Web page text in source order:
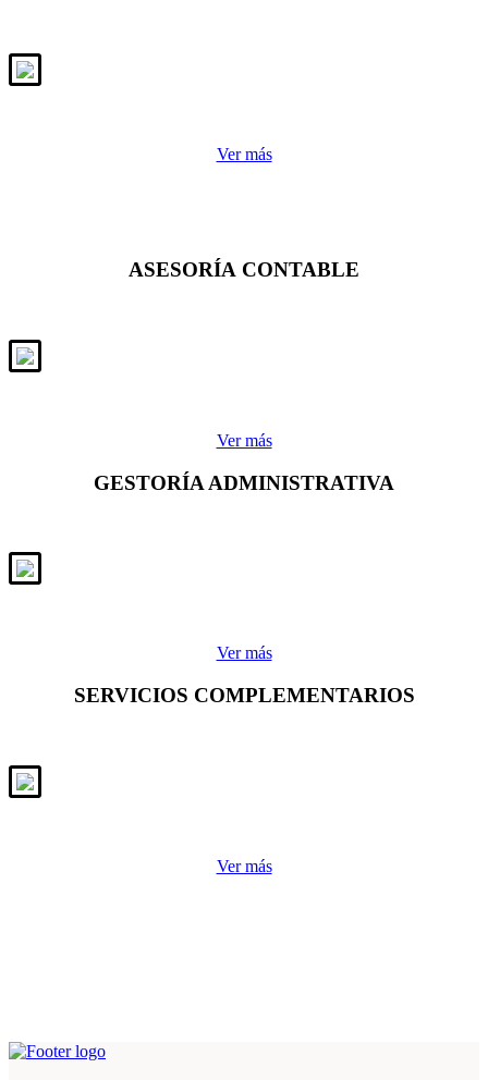
Ver más
ASESORÍA CONTABLE
Ver más
GESTORÍA ADMINISTRATIVA
Ver más
SERVICIOS COMPLEMENTARIOS
Ver más